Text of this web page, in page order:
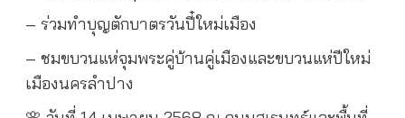
– ร่วมทำบุญตักบาตรวันปี๋ใหม่เมือง
– ชมขบวนแห่จุมพระคู่บ้านคู่เมืองและขบวนแห่ปีใหม่
เมืองนครลำปาง